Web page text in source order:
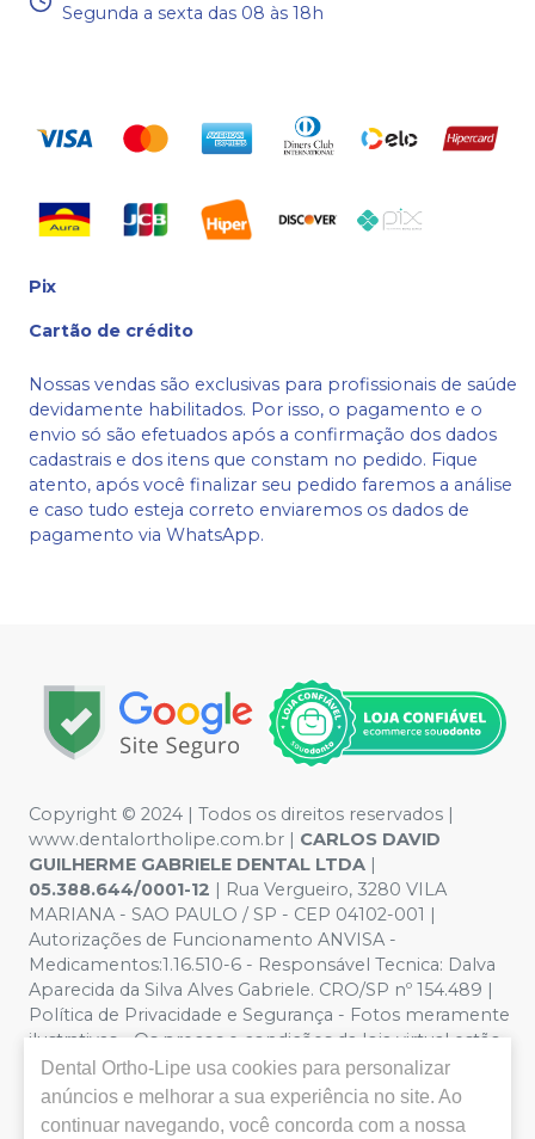
Segunda a sexta das 08 às 18h
Pix
Cartão de crédito
Nossas vendas são exclusivas para profissionais de saúde
devidamente habilitados. Por isso, o pagamento e o
envio só são efetuados após a confirmação dos dados
cadastrais e dos itens que constam no pedido. Fique
atento, após você finalizar seu pedido faremos a análise
e caso tudo esteja correto enviaremos os dados de
pagamento via WhatsApp.
Copyright © 2024 | Todos os direitos reservados |
www.dentalortholipe.com.br | CARLOS DAVID
GUILHERME GABRIELE DENTAL LTDA |
05.388.644/0001-12 | Rua Vergueiro, 3280 VILA
MARIANA - SAO PAULO / SP - CEP 04102-001 |
Autorizações de Funcionamento ANVISA -
Medicamentos:1.16.510-6 - Responsável Tecnica: Dalva
Aparecida da Silva Alves Gabriele. CRO/SP nº 154.489 |
Política de Privacidade e Segurança - Fotos meramente
ilustrativas - Os preços e condições da loja virtual estão
sujeitos a alterações. Em caso de divergência de preços
no site, o valor válido é o do Carrinho de Compra. Não
vendemos por atacado, por isso nos reservamos o
Dental Ortho-Lipe usa cookies para personalizar
anúncios e melhorar a sua experiência no site. Ao
continuar navegando, você concorda com a nossa